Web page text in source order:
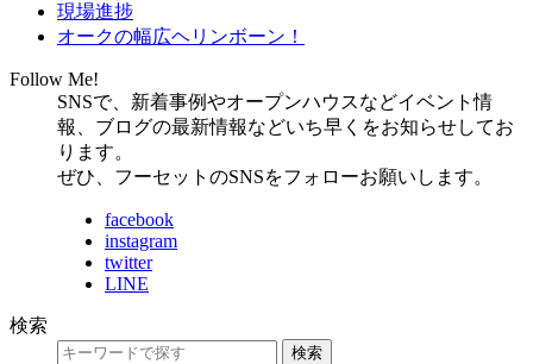
現場進捗
オークの幅広ヘリンボーン！
Follow Me!
SNSで、新着事例やオープンハウスなどイベント情
報、ブログの最新情報などいち早くをお知らせしてお
ります。
ぜひ、フーセットのSNSをフォローお願いします。
facebook
instagram
twitter
LINE
検索
検索